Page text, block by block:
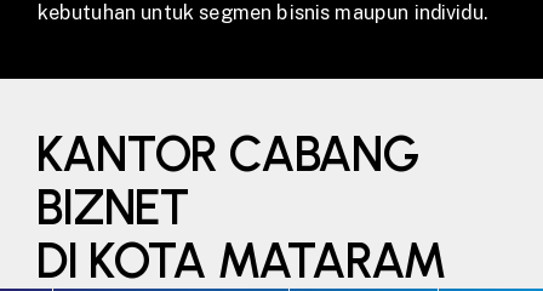
kebutuhan untuk segmen bisnis maupun individu.
KANTOR CABANG
BIZNET
DI KOTA MATARAM